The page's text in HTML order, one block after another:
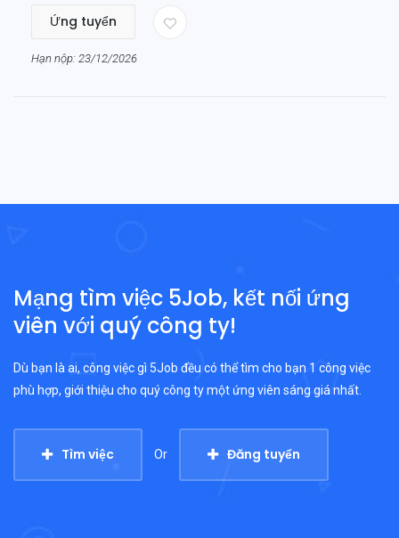
Ứng tuyển
Hạn nộp: 23/12/2026
Mạng tìm việc 5Job, kết nối ứng
viên với quý công ty!
Dù bạn là ai, công việc gì 5Job đều có thể tìm cho bạn 1 công việc
phù hợp, giới thiệu cho quý công ty một ứng viên sáng giá nhất.
Tìm việc Or Đăng tuyển